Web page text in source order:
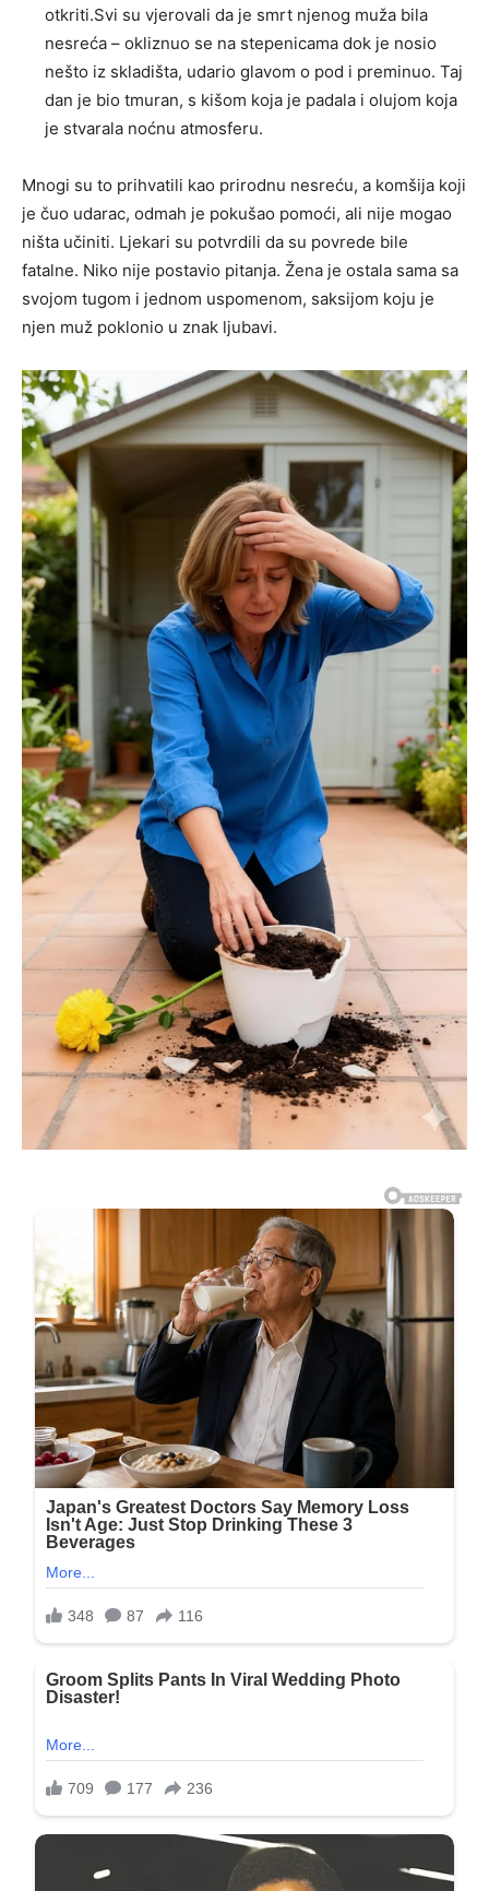
otkriti.Svi su vjerovali da je smrt njenog muža bila
nesreća – okliznuo se na stepenicama dok je nosio
nešto iz skladišta, udario glavom o pod i preminuo. Taj
dan je bio tmuran, s kišom koja je padala i olujom koja
je stvarala noćnu atmosferu.
Mnogi su to prihvatili kao prirodnu nesreću, a komšija koji
je čuo udarac, odmah je pokušao pomoći, ali nije mogao
ništa učiniti. Ljekari su potvrdili da su povrede bile
fatalne. Niko nije postavio pitanja. Žena je ostala sama sa
svojom tugom i jednom uspomenom, saksijom koju je
njen muž poklonio u znak ljubavi.